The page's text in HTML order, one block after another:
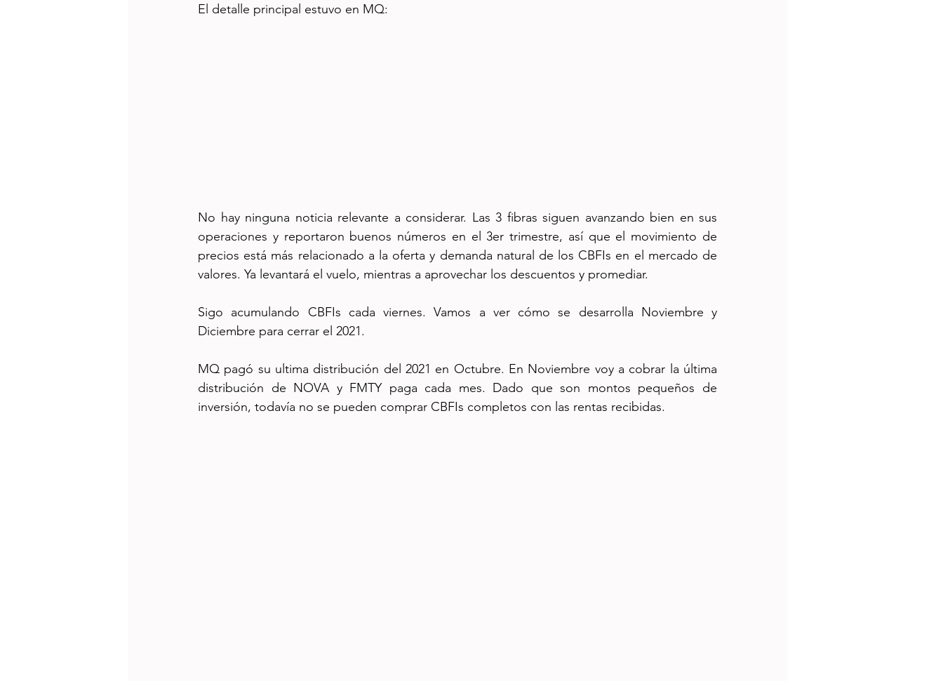
El detalle principal estuvo en MQ:
No hay ninguna noticia relevante a considerar. Las 3 fibras siguen avanzando bien en sus
operaciones y reportaron buenos números en el 3er trimestre, así que el movimiento de
precios está más relacionado a la oferta y demanda natural de los CBFIs en el mercado de
valores. Ya levantará el vuelo, mientras a aprovechar los descuentos y promediar.
Sigo acumulando CBFIs cada viernes. Vamos a ver cómo se desarrolla Noviembre y
Diciembre para cerrar el 2021.
MQ pagó su ultima distribución del 2021 en Octubre. En Noviembre voy a cobrar la última
distribución de NOVA y FMTY paga cada mes. Dado que son montos pequeños de
inversión, todavía no se pueden comprar CBFIs completos con las rentas recibidas.